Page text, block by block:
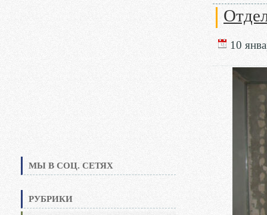
МЫ В СОЦ. СЕТЯХ
РУБРИКИ
10